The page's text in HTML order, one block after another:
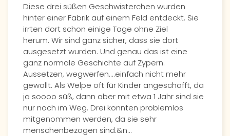
Diese drei süßen Geschwisterchen wurden
hinter einer Fabrik auf einem Feld entdeckt. Sie
irrten dort schon einige Tage ohne Ziel
herum. Wir sind ganz sicher, dass sie dort
ausgesetzt wurden. Und genau das ist eine
ganz normale Geschichte auf Zypern.
Aussetzen, wegwerfen....einfach nicht mehr
gewollt. Als Welpe oft für Kinder angeschafft, da
ja soooo süß, dann aber mit etwa 1 Jahr sind sie
nur noch im Weg. Drei konnten problemlos
mitgenommen werden, da sie sehr
menschenbezogen sind.&n…